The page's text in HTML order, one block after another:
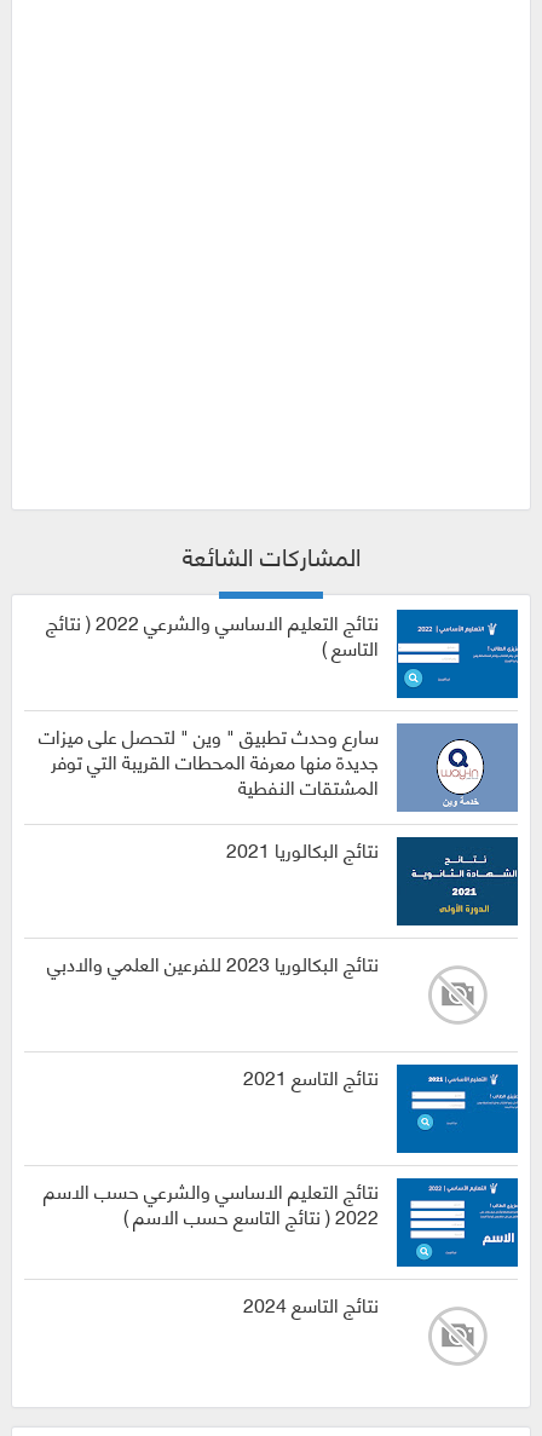
المشاركات الشائعة
نتائج التعليم الاساسي والشرعي 2022 ( نتائج
التاسع )
سارع وحدث تطبيق " وين " لتحصل على ميزات
جديدة منها معرفة المحطات القريبة التي توفر
المشتقات النفطية
نتائج البكالوريا 2021
نتائج البكالوريا 2023 للفرعين العلمي والادبي
نتائج التاسع 2021
نتائج التعليم الاساسي والشرعي حسب الاسم
2022 ( نتائج التاسع حسب الاسم )
نتائج التاسع 2024